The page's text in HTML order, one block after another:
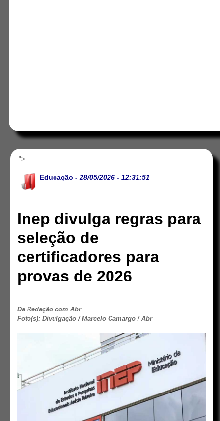
">
Educação - 28/05/2026 - 12:31:51
Inep divulga regras para
seleção de
certificadores para
provas de 2026
Da Redação com Abr
Foto(s): Divulgação / Marcelo Camargo / Abr